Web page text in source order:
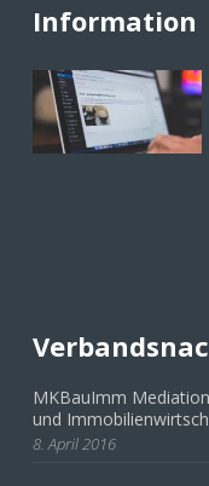
Information
MKBauImm
und
8. April 2016